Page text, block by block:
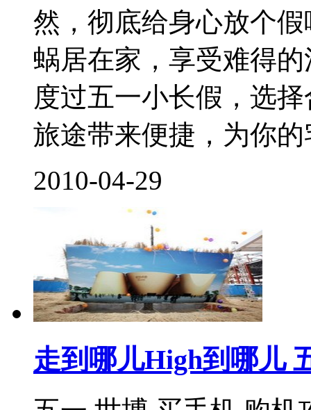
然，彻底给身心放个
蜗居在家，享受难得
度过五一小长假，选
旅途带来便捷，为你
2010-04-29
走到哪儿High到哪儿